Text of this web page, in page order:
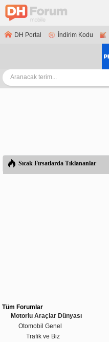
DH Portal İndirim Kodu
Sıcak Fırsatlarda Tıklananlar
Tüm Forumlar
Motorlu Araçlar Dünyası
Otomobil Genel
Trafik ve Biz